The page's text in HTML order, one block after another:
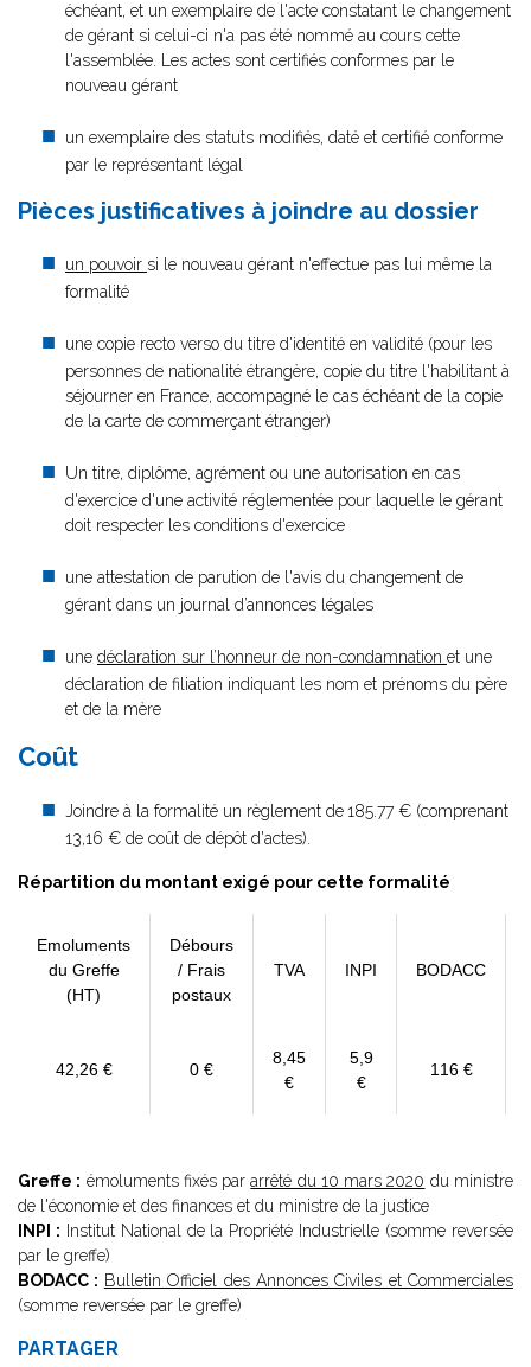
échéant, et un exemplaire de l'acte constatant le changement
de gérant si celui-ci n'a pas été nommé au cours cette
l'assemblée. Les actes sont certifiés conformes par le
nouveau gérant
un exemplaire des statuts modifiés, daté et certifié conforme
par le représentant légal
Pièces justificatives à joindre au dossier
un pouvoir si le nouveau gérant n'effectue pas lui même la
formalité
une copie recto verso du titre d'identité en validité (pour les
personnes de nationalité étrangère, copie du titre l'habilitant à
séjourner en France, accompagné le cas échéant de la copie
de la carte de commerçant étranger)
Un titre, diplôme, agrément ou une autorisation en cas
d'exercice d'une activité réglementée pour laquelle le gérant
doit respecter les conditions d'exercice
une attestation de parution de l'avis du changement de
gérant dans un journal d’annonces légales
une déclaration sur l’honneur de non-condamnation et une
déclaration de filiation indiquant les nom et prénoms du père
et de la mère
Coût
Joindre à la formalité un règlement de185.77 € (comprenant
13,16 € de coût de dépôt d'actes).
Répartition du montant exigé pour cette formalité
Emoluments
du Greffe
(HT)
Débours
/ Frais
postaux
TVA INPI BODACC
42,26 € 0 €
8,45
€
5,9
€
116 €
Greffe : émoluments fixés pararrêté du 10 mars 2020 du ministre
de l'économie et des finances et du ministre de la justice
INPI : Institut National de la Propriété Industrielle (somme reversée
par le greffe)
BODACC : Bulletin Officiel des Annonces Civiles et Commerciales
(somme reversée par le greffe)
PARTAGER